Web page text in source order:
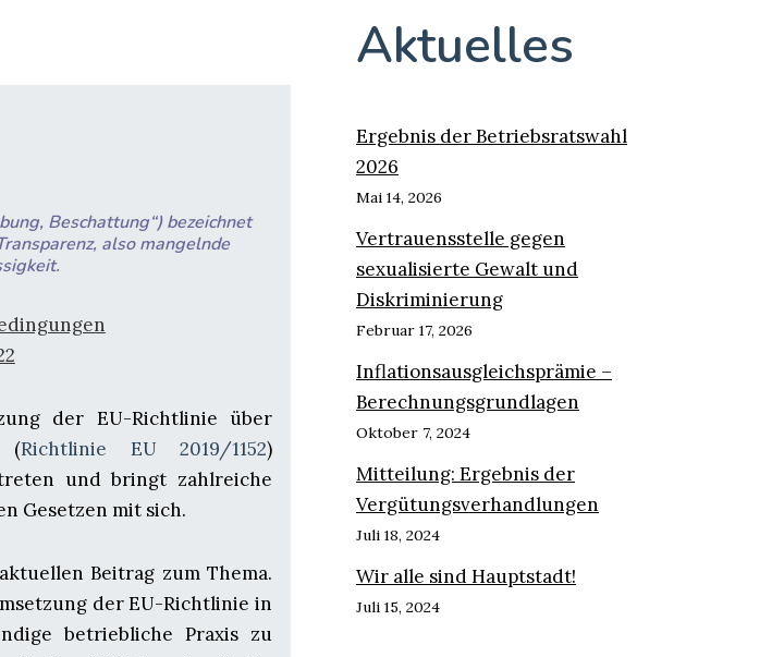
Beschattung“) bezeichnet
also mangelnde
der EU-Richtlinie über
(Richtlinie EU 2019/1152)
und bringt zahlreiche
Gesetzen mit sich.
Beitrag zum Thema.
der EU-Richtlinie in
betriebliche Praxis zu
Aktuelles
Ergebnis der Betriebsratswahl
2026
Mai 14, 2026
Vertrauensstelle gegen
sexualisierte Gewalt und
Diskriminierung
Februar 17, 2026
Inflationsausgleichsprämie –
Berechnungsgrundlagen
Oktober 7, 2024
Mitteilung: Ergebnis der
Vergütungsverhandlungen
Juli 18, 2024
Wir alle sind Hauptstadt!
Juli 15, 2024